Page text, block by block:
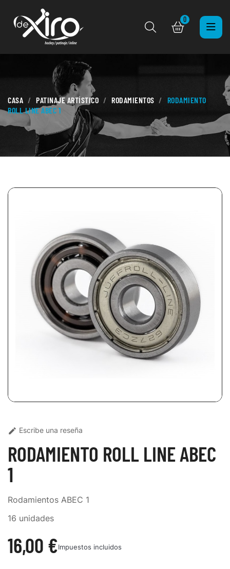
0
CASA PATINAJE ARTÍSTICO RODAMIENTOS
RODAMIENTO
ROLL LINE ABEC 1
 Escribe una reseña
RODAMIENTO ROLL LINE ABEC
1
Rodamientos ABEC 1
16 unidades
16,00 €Impuestos incluidos